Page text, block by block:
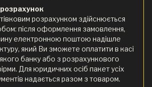
розрахунком здійснюється
після оформлення замовлення,
електронною поштою надішле
який Ви зможете оплатити в касі
банку або з розрахункового
Для юридичних осіб пакет усіх
надається разом з товаром.